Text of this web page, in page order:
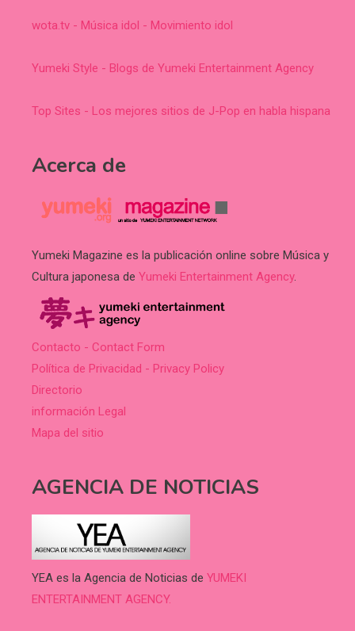
wota.tv - Música idol - Movimiento idol
Yumeki Style - Blogs de Yumeki Entertainment Agency
Top Sites - Los mejores sitios de J-Pop en habla hispana
Acerca de
Yumeki Magazine es la publicación online sobre Música y
Cultura japonesa de Yumeki Entertainment Agency.
Contacto - Contact Form
Política de Privacidad - Privacy Policy
Directorio
información Legal
Mapa del sitio
AGENCIA DE NOTICIAS
YEA es la Agencia de Noticias de YUMEKI
ENTERTAINMENT AGENCY.